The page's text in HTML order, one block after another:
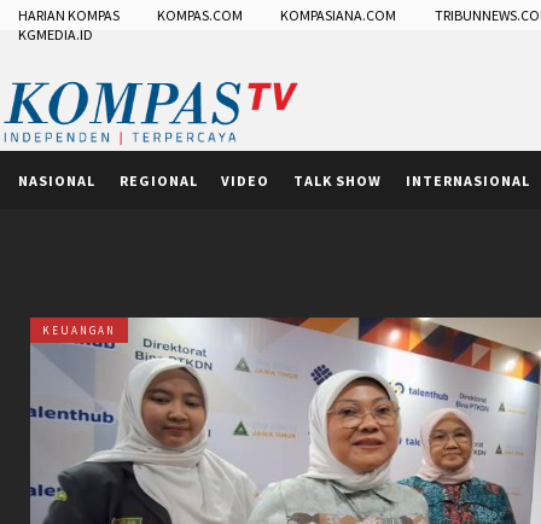
HARIAN KOMPAS KOMPAS.COM KOMPASIANA.COM
KGMEDIA.ID
NASIONAL REGIONAL VIDEO TALK SHOW INTERNASIONAL
KEUANGAN